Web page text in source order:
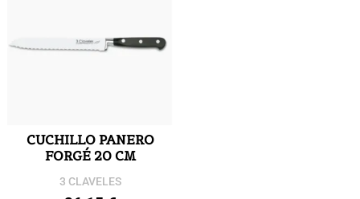
CUCHILLO PANERO
FORGÉ 20 CM
3 CLAVELES